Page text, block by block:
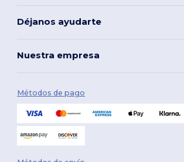
Déjanos ayudarte
Nuestra empresa
Métodos de pago